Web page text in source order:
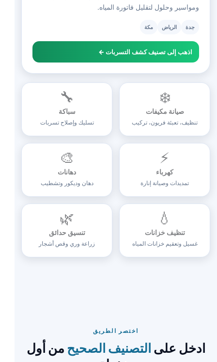
ومواسير وحلول لتقليل فاتورة المياه.
جدة الرياض مكة
اذهب إلى تصنيف كشف التسربات ←
❄️
صيانة مكيفات
تنظيف، تعبئة فريون، تركيب
🔧
سباكة
تسليك وإصلاح تسربات
⚡
كهرباء
تمديدات وصيانة إنارة
🎨
دهانات
دهان وديكور وتشطيب
💧
تنظيف خزانات
غسيل وتعقيم خزانات المياه
🌿
تنسيق حدائق
زراعة وري وقص أشجار
اختصر الطريق
ادخل على التصنيف الصحيح من أول